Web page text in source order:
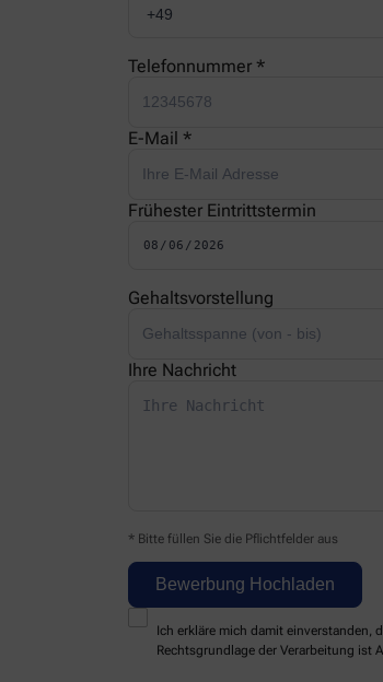
Telefonnummer *
E-Mail *
Frühester Eintrittstermin
Gehaltsvorstellung
Ihre Nachricht
* Bitte füllen Sie die Pflichtfelder aus
Ich erkläre mich damit einverstanden,
Rechtsgrundlage der Verarbeitung ist